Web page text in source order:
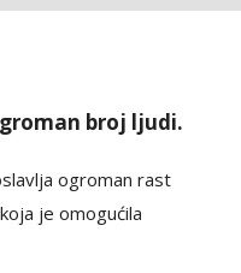
broj ljudi.
ogroman rast
je omogućila